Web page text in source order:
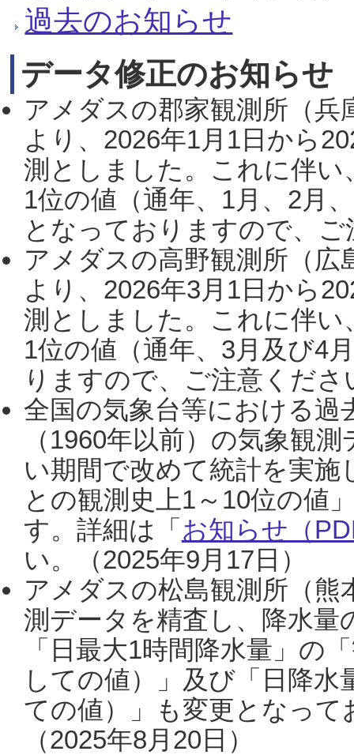
過去のお知らせ
データ修正のお知らせ
アメダスの郡家観測所（
より、2026年1月1日から
測としました。これに伴い
1位の値（通年、1月、2月
となっておりますので、
アメダスの高野観測所（
より、2026年3月1日から
測としました。これに伴い
1位の値（通年、3月及び4
りますので、ご注意くだ
全国の気象台等における過
（1960年以前）の気象観
い期間で改めて統計を実
との観測史上1～10位の値
す。詳細は「 お知らせ（
い。（2025年9月17日）
アメダスの松島観測所（熊
測データを精査し、降水
「日最大1時間降水量」の
しての値）」及び「日降
ての値）」も変更となっ
（2025年8月20日）